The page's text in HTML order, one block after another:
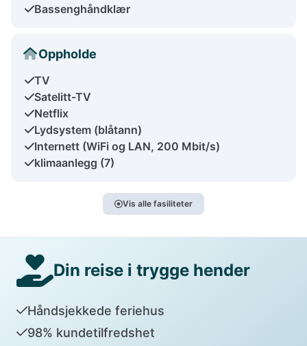
Bassenghåndklær
Oppholde
TV
Satelitt-TV
Netflix
Lydsystem (blåtann)
Internett (WiFi og LAN, 200 Mbit/s)
klimaanlegg (7)
Vis alle fasiliteter
Din reise i trygge hender
Håndsjekkede feriehus
98% kundetilfredshet